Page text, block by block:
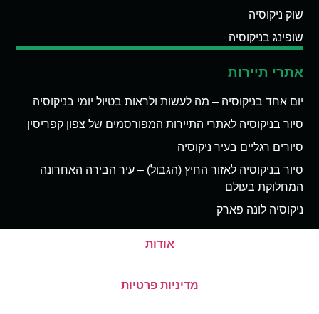
שוק ניקוסיה
שופינג בניקוסיה
אתרי תיירות
יום אחד בניקוסיה – מה לעשות ולראות בטיול יומי בניקוסיה
סיור בניקוסיה לאתרי התיירות המפורסמים של צפון קפריסין
סיורים רגליים בעיר ניקוסיה
סיור בניקוסיה לאזור החיץ (הגבול) – עיר הבירה האחרונה
המחלוקת בעולם
ניקוסיה לונה פארק
אודות
מדיניות פרטיות